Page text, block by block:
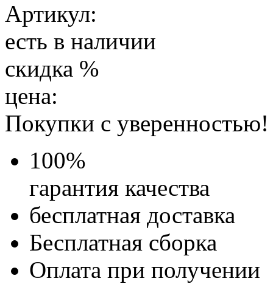
Артикул:
есть в наличии
скидка %
цена:
Покупки с уверенностью!
100%
гарантия качества
бесплатная доставка
Бесплатная сборка
Оплата при получении